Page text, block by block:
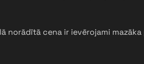
norādītā cena ir ievērojami mazāka